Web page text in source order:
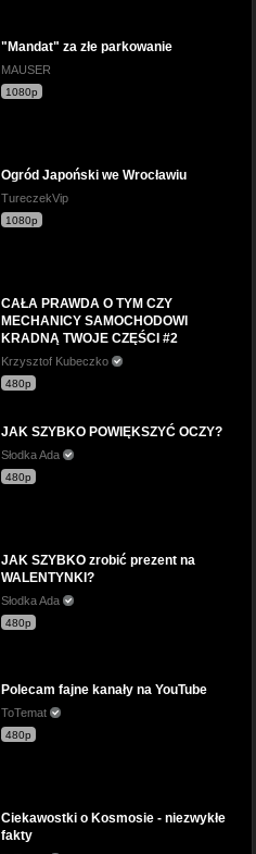
"Mandat" za złe parkowanie
MAUSER
1080p
Ogród Japoński we Wrocławiu
TureczekVip
1080p
CAŁA PRAWDA O TYM CZY
MECHANICY SAMOCHODOWI
KRADNĄ TWOJE CZĘŚCI #2
Krzysztof Kubeczko
480p
JAK SZYBKO POWIĘKSZYĆ OCZY?
Słodka Ada
480p
JAK SZYBKO zrobić prezent na
WALENTYNKI?
Słodka Ada
480p
Polecam fajne kanały na YouTube
ToTemat
480p
Ciekawostki o Kosmosie - niezwykłe
fakty